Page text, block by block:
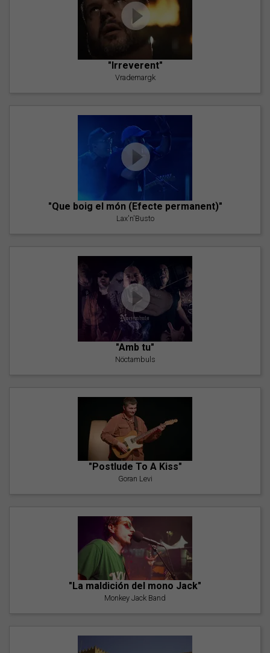
"Irreverent"
Vrademargk
"Que boig el món (Efecte permanent)"
Lax'n'Busto
"Amb tu"
Nöctambuls
"Postlude To A Kiss"
Goran Levi
"La maldición del mono Jack"
Monkey Jack Band